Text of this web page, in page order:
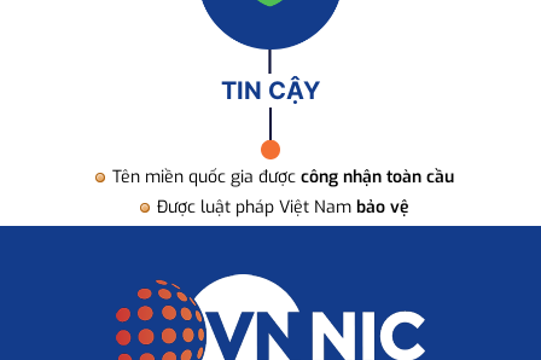
TIN CẬY
Tên miền quốc gia được công nhận toàn cầu
Được luật pháp Việt Nam bảo vệ